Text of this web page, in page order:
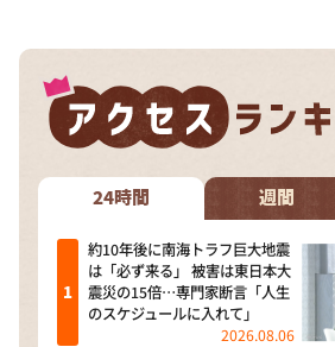
24時間 週間
約10年後に南海トラフ巨大地震
は「必ず来る」 被害は東日本大
震災の15倍…専門家断言「人生
のスケジュールに入れて」
2026.08.06